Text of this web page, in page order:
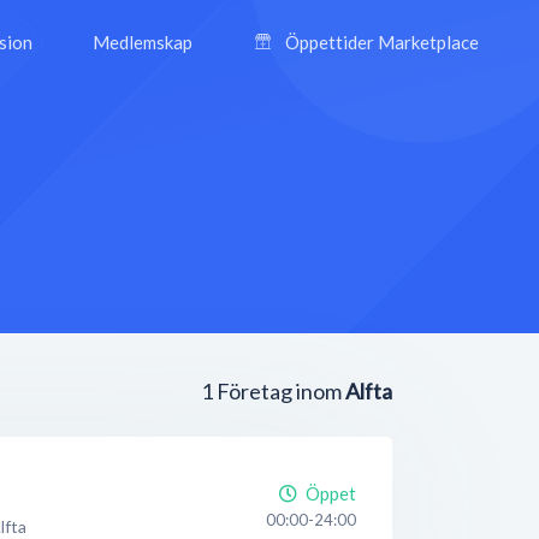
Medlemskap Öppettider Marketplace
1 Företag inomAlfta
Öppet
00:00-24:00